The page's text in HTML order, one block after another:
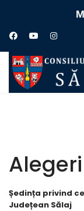
Ședința privind
Județean Sălaj